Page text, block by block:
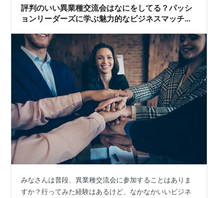
開も視野に入れた事業展開を実現しました。 経営者Aさ
んは、中古ブラ…
評判のいい異業種交流会はなにをしてる？パッシ
ョンリーダーズに学ぶ魅力的なビジネスマッチン
みなさんは普段、異業種交流会に参加することはありま
すか？行ってみた経験はあるけど、なかなかいいビジネ